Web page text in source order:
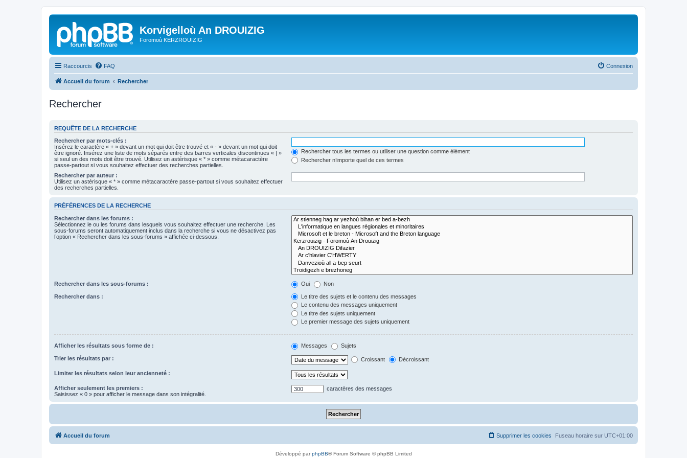
Korvigelloù An DROUIZIG
Foromoù KERZROUIZIG
Raccourcis FAQ Connexion
Accueil du forum Rechercher
Rechercher
REQUÊTE DE LA RECHERCHE
Rechercher par mots-clés :
Insérez le caractère « + » devant un mot qui doit être trouvé et « - » devant un mot qui doit
être ignoré. Insérez une liste de mots séparés entre des barres verticales discontinues « | »
si seul un des mots doit être trouvé. Utilisez un astérisque « * » comme métacaractère
passe-partout si vous souhaitez effectuer des recherches partielles.
Rechercher tous les termes ou utiliser une question comme élément
Rechercher n’importe quel de ces termes
Rechercher par auteur :
Utilisez un astérisque « * » comme métacaractère passe-partout si vous souhaitez effectuer
des recherches partielles.
PRÉFÉRENCES DE LA RECHERCHE
Rechercher dans les forums :
Sélectionnez le ou les forums dans lesquels vous souhaitez effectuer une recherche. Les
sous-forums seront automatiquement inclus dans la recherche si vous ne désactivez pas
l’option « Rechercher dans les sous-forums » affichée ci-dessous.
Rechercher dans les sous-forums : Oui Non
Rechercher dans :
Le titre des sujets et le contenu des messages
Le contenu des messages uniquement
Le titre des sujets uniquement
Le premier message des sujets uniquement
Afficher les résultats sous forme de : Messages Sujets
Trier les résultats par : Croissant Décroissant
Limiter les résultats selon leur ancienneté :
Afficher seulement les premiers :
Saisissez « 0 » pour afficher le message dans son intégralité.
caractères des messages
Accueil du forum Fuseau horaire sur UTC+01:00
Supprimer les cookies
Développé parphpBB® Forum Software © phpBB Limited